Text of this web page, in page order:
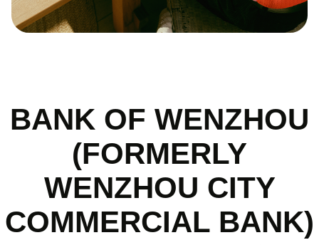
BANK OF WENZHOU
(FORMERLY
WENZHOU CITY
COMMERCIAL BANK)